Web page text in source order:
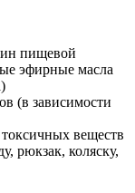
пищевой
эфирные масла
(в зависимости
веществ
рюкзак, коляску,